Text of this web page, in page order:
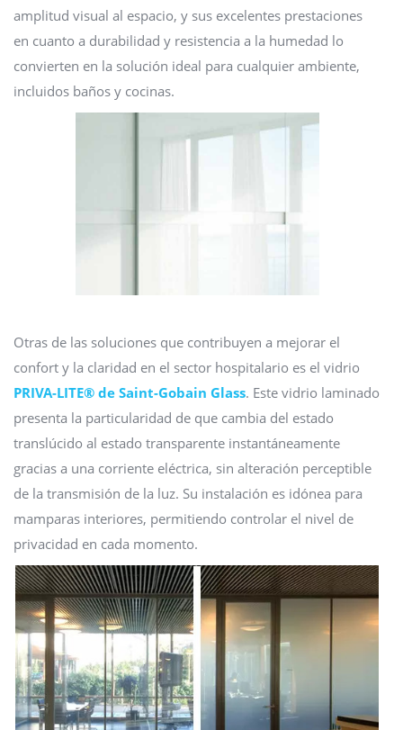
amplitud visual al espacio, y sus excelentes prestaciones
en cuanto a durabilidad y resistencia a la humedad lo
convierten en la solución ideal para cualquier ambiente,
incluidos baños y cocinas.
Otras de las soluciones que contribuyen a mejorar el
confort y la claridad en el sector hospitalario es el vidrio
PRIVA-LITE® de Saint-Gobain Glass. Este vidrio laminado
presenta la particularidad de que cambia del estado
translúcido al estado transparente instantáneamente
gracias a una corriente eléctrica, sin alteración perceptible
de la transmisión de la luz. Su instalación es idónea para
mamparas interiores, permitiendo controlar el nivel de
privacidad en cada momento.